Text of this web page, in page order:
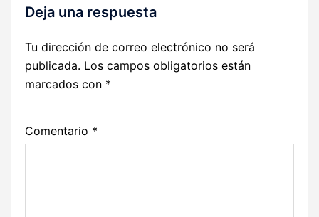
Deja una respuesta
Tu dirección de correo electrónico no será
publicada. Los campos obligatorios están
marcados con *
Comentario *